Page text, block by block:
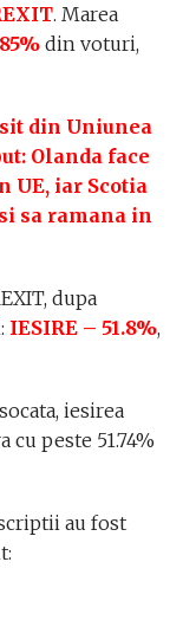
. Marea
din voturi,
din Uniunea
Olanda face
UE, iar Scotia
sa ramana in
dupa
IESIRE – 51.8%,
iesirea
peste 51.74%
au fost